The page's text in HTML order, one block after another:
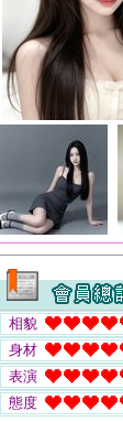
相貌
身材
表演
態度